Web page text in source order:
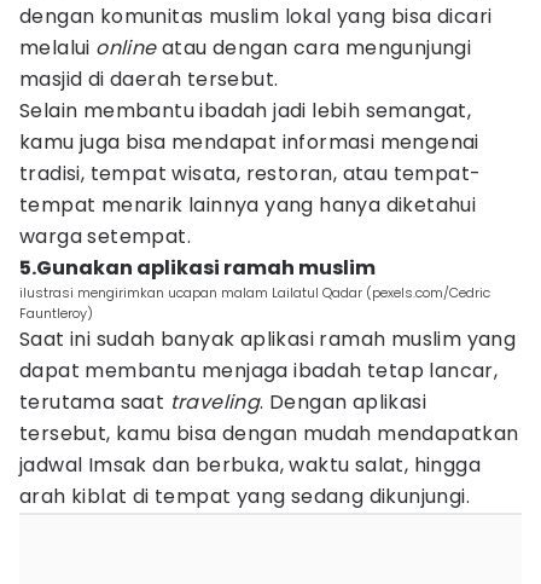
dengan komunitas muslim lokal yang bisa dicari
melalui onlineatau dengan cara mengunjungi
masjid di daerah tersebut.
Selain membantu ibadah jadi lebih semangat,
kamu juga bisa mendapat informasi mengenai
tradisi, tempat wisata, restoran, atau tempat-
tempat menarik lainnya yang hanya diketahui
warga setempat.
5.Gunakan aplikasi ramah muslim
ilustrasi mengirimkan ucapan malam Lailatul Qadar (pexels.com/Cedric
Fauntleroy)
Saat ini sudah banyak aplikasi ramah muslim yang
dapat membantu menjaga ibadah tetap lancar,
terutama saat traveling. Dengan aplikasi
tersebut, kamu bisa dengan mudah mendapatkan
jadwal Imsak dan berbuka, waktu salat, hingga
arah kiblat di tempat yang sedang dikunjungi.